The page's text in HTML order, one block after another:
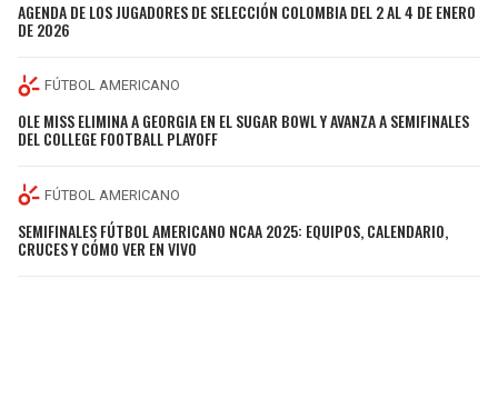
AGENDA DE LOS JUGADORES DE SELECCIÓN COLOMBIA DEL 2 AL 4 DE ENERO
DE 2026
FÚTBOL AMERICANO
OLE MISS ELIMINA A GEORGIA EN EL SUGAR BOWL Y AVANZA A SEMIFINALES
DEL COLLEGE FOOTBALL PLAYOFF
FÚTBOL AMERICANO
SEMIFINALES FÚTBOL AMERICANO NCAA 2025: EQUIPOS, CALENDARIO,
CRUCES Y CÓMO VER EN VIVO